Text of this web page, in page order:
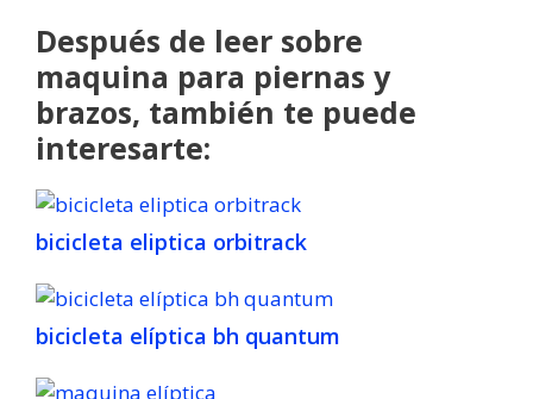
Después de leer sobre
maquina para piernas y
brazos, también te puede
interesarte:
bicicleta eliptica orbitrack
bicicleta elíptica bh quantum